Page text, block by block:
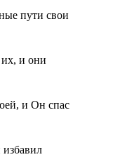
пути свои
и они
и Он спас